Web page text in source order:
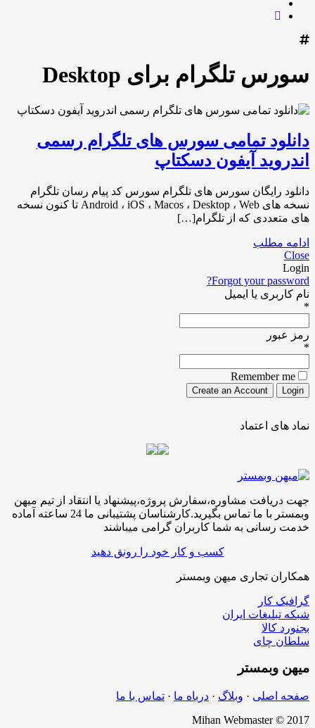
سورس تلگرام برای Desktop
دانلود تمامی سورس های تلگرام رسمی
اندروید آیفون دسکتاپ
دانلود رایگان سورس های تلگرام سورس کد پیام رسان تلگرام
نسخه های Android ، iOS ، Macos ، Desktop ، Web تا کنون نسخه
های متعددی که از تلگرام[…]
ادامه مطلب
Close
Login
Forgot your password?
نام کاربری یا ایمیل
*
رمز عبور
*
Remember me
نماد های اعتماد
جهت دریافت مشاوره،سفارش پروژه،پیشنهاد یا انتقاد از تیم میهن
وبمستر با ما تماس بگیرید.کارشناسان پشتیبانی ما 24 ساعته آماده
خدمت رسانی به شما کاربران گرامی میباشند
کسب و کار خود را رونق دهید
همکاران تجاری میهن وبمستر
گرافیک کار
شبکه تبلیغات ایران
بجنورد کالا
سلطان چای
میهن وبمستر
صفحه اصلی · وبلاگ · درباه ما · تماس با ما
Mihan Webmaster © 2017